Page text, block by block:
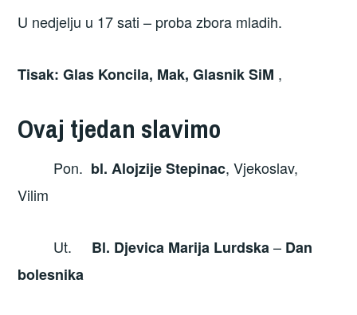
U nedjelju u 17 sati – proba zbora mladih.
Tisak: Glas Koncila, Mak, Glasnik SiM ,
Ovaj tjedan slavimo
Pon. bl. Alojzije Stepinac, Vjekoslav,
Vilim
Ut. Bl. Djevica Marija Lurdska– Dan
bolesnika